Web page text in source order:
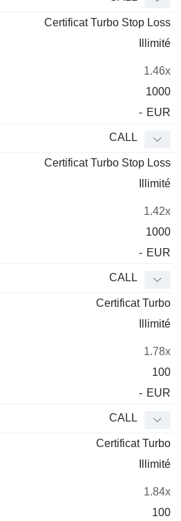
Certificat Turbo Stop Loss
Illimité
1.46x
1000
- EUR
CALL
Certificat Turbo Stop Loss
Illimité
1.42x
1000
- EUR
CALL
Certificat Turbo
Illimité
1.78x
100
- EUR
CALL
Certificat Turbo
Illimité
1.84x
100